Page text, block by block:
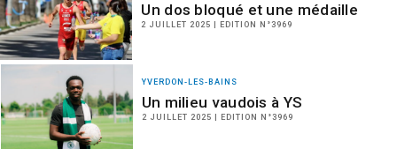
Un dos bloqué et une médaille
2 JUILLET 2025 | EDITION N°3969
YVERDON-LES-BAINS
Un milieu vaudois à YS
2 JUILLET 2025 | EDITION N°3969